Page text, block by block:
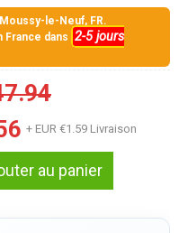
le-Neuf, FR.
dans 2-5 jours
+ EUR €1.59 Livraison
au panier